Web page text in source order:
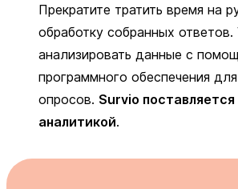
Прекратите тратить время на
обработку собранных
анализировать данные с
программного обеспечения
опросов. Survio
аналитикой.